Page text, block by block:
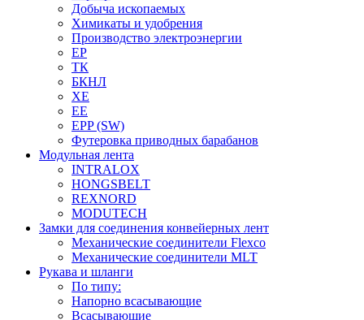
Добыча ископаемых
Химикаты и удобрения
Производство электроэнергии
EP
ТК
БКНЛ
XE
EE
EPP (SW)
Футеровка приводных барабанов
Модульная лента
INTRALOX
HONGSBELT
REXNORD
MODUTECH
Замки для соединения конвейерных лент
Механические соединители Flexco
Механические соединители MLT
Рукава и шланги
По типу:
Напорно всасывающие
Всасывающие